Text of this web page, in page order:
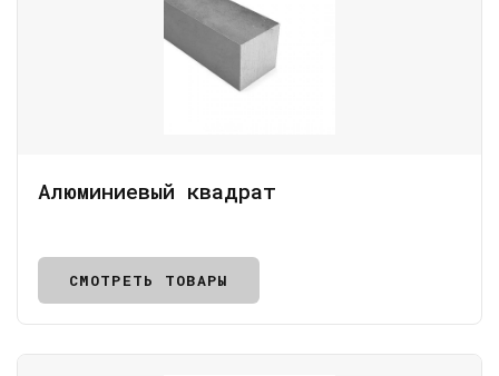
Алюминиевый квадрат
СМОТРЕТЬ ТОВАРЫ